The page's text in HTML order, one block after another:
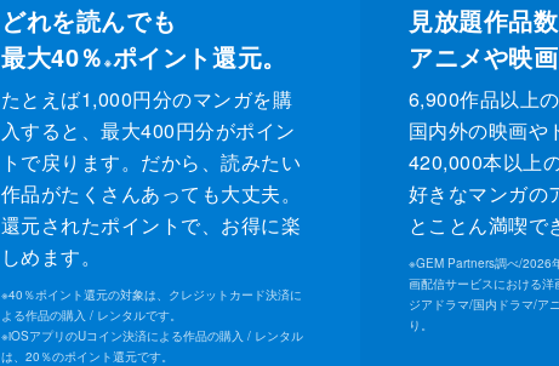
どれを読んでも
最大40％ ※ポイント還元。
たとえば1,000円分のマンガを購
入すると、最大400円分がポイン
トで戻ります。だから、読みたい
作品がたくさんあっても大丈夫。
還元されたポイントで、お得に楽
しめます。
※40％ポイント還元の対象は、クレジットカード決済に
よる作品の購入 / レンタルです。
※iOSアプリのUコイン決済による作品の購入 / レンタル
は、20％のポイント還元です。
見放題作品
アニメや映
6,900作品以上
国内外の映画や
420,000本以上
好きなマンガの
とことん満喫で
※GEM Partners調べ/2026
画配信サービスにおける
ジアドラマ/国内ドラマ/ア
り。